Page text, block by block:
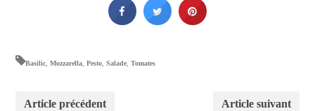
Basilic ,Mozzarella ,Pesto ,Salade ,Tomates
Article précédent Article suivant